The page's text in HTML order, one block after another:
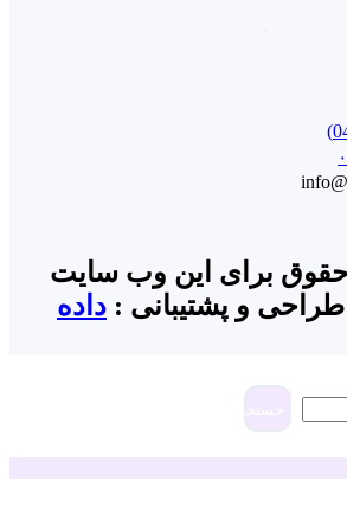
حقوق برای این وب سایت
و پشتیبانی : داده